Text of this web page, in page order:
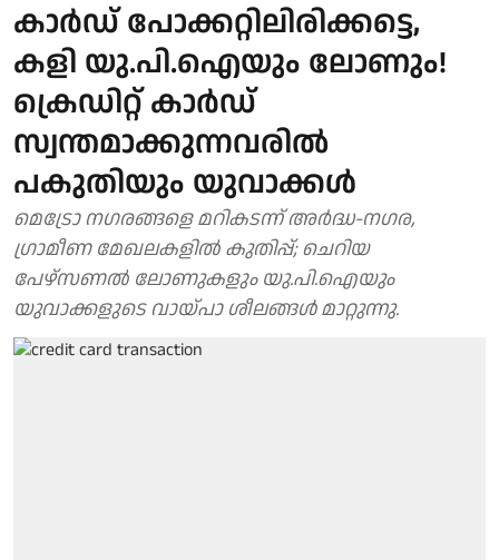
കാർഡ് പോക്കറ്റിലിരിക്കട്ടെ,
കളി യു.പി.ഐയും ലോണും!
ക്രെഡിറ്റ് കാർഡ്
സ്വന്തമാക്കുന്നവരിൽ
പകുതിയും യുവാക്കൾ
മെട്രോ നഗരങ്ങളെ മറികടന്ന് അര്‍ദ്ധ-നഗര,
ഗ്രാമീണ മേഖലകളില്‍ കുതിപ്പ്; ചെറിയ
പേഴ്‌സണല്‍ ലോണുകളും യു.പി.ഐയും
യുവാക്കളുടെ വായ്പാ ശീലങ്ങള്‍ മാറ്റുന്നു.